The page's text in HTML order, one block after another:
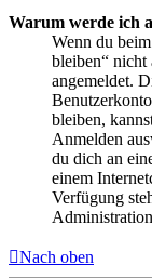
Warum werde ich
Wenn du
bleiben“
angemeldet.
bleiben,
Anmelden
du dich an
einem
Verfügung
Nach oben